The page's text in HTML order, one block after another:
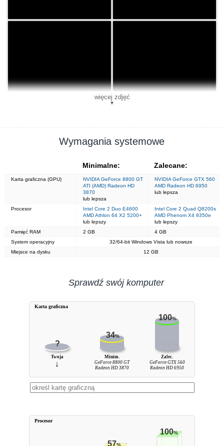
więcej zdjęć
▼
Wymagania systemowe
Minimalne: Zalecane:
Karta graficzna (GPU)
NVIDIA GeForce 8800 GT
ATI (AMD) Radeon HD
3870
lub lepsza
NVIDIA GeForce GTX 560
AMD Radeon HD 6950
lub lepsza
Procesor
Intel Core 2 Duo E4600
AMD Athlon 64 X2 5200+
lub lepszy
Intel Core 2 Quad Q8200s
AMD Phenom X4 9350e
lub lepszy
Pamięć RAM
2 GB
4 GB
System operacyjny
32/64-bit Windows Vista lub nowsze
Miejsce na dysku
12 GB
Sprawdź swój komputer
?
34%
100%
Twoja
↓
Minim.
GeForce 8800 GT
Radeon HD 3870
Zalec.
GeForce GTX 560
Radeon HD 6950
Karta graficzna
57%
100%
Procesor